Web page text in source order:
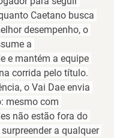
Caetano busca
desempenho, o
a
e mantém a equipe
na corrida pelo título.
o Vai Dae envia
mesmo com
não estão fora do
a qualquer